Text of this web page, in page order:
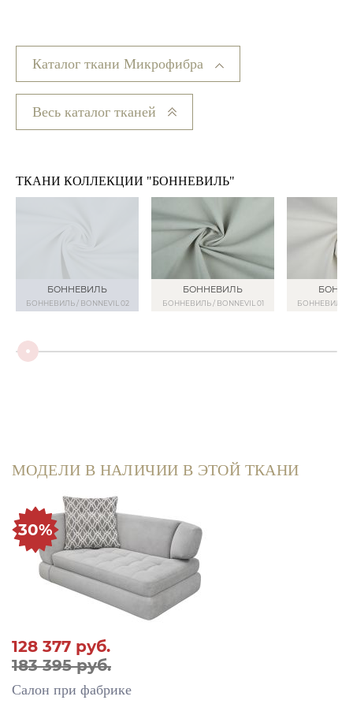
Каталог ткани Микрофибра
Весь каталог тканей
ТКАНИ КОЛЛЕКЦИИ "БОННЕВИЛЬ"
БОННЕВИЛЬ
БОННЕВИЛЬ / BONNEVIL 02
БОННЕВИЛЬ
БОННЕВИЛЬ / BONNEVIL 01 БОННЕВИЛЬ /
МОДЕЛИ В НАЛИЧИИ В ЭТОЙ ТКАНИ
128 377 руб.
183 395 руб.
30%
Салон при фабрике